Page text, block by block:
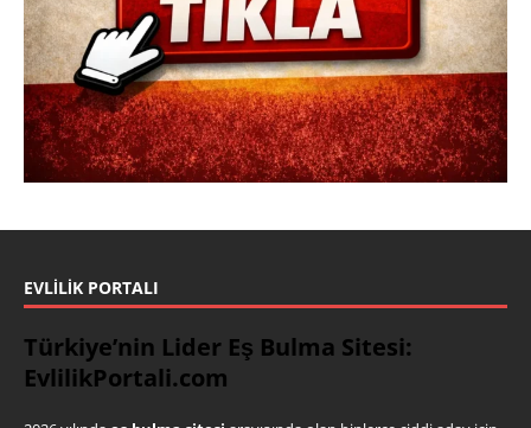
EVLILIK PORTALI
Türkiye’nin Lider Eş Bulma Sitesi:
EvlilikPortali.com